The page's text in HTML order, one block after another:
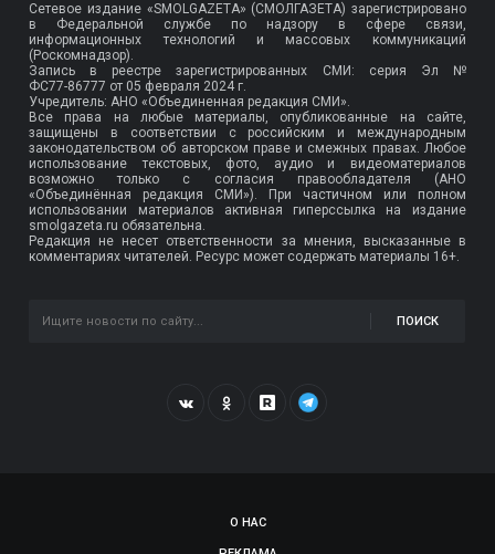
Сетевое издание «SMOLGAZETA» (СМОЛГАЗЕТА) зарегистрировано
в Федеральной службе по надзору в сфере связи,
информационных технологий и массовых коммуникаций
(Роскомнадзор).
Запись в реестре зарегистрированных СМИ: серия Эл №
ФС77-86777 от 05 февраля 2024 г.
Учредитель: АНО «Объединенная редакция СМИ».
Все права на любые материалы, опубликованные на сайте,
защищены в соответствии с российским и международным
законодательством об авторском праве и смежных правах. Любое
использование текстовых, фото, аудио и видеоматериалов
возможно только с согласия правообладателя (АНО
«Объединённая редакция СМИ»). При частичном или полном
использовании материалов активная гиперссылка на издание
smolgazeta.ru обязательна.
Редакция не несет ответственности за мнения, высказанные в
комментариях читателей. Ресурс может содержать материалы 16+.
ПОИСК
О НАС